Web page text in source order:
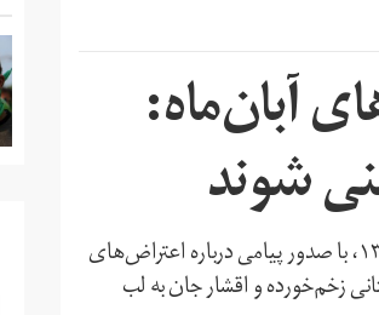
آبان‌ماه:
شوند
میرحسین موسوی، یکی از رهبران معترضان به نتایج انتخابات ریاست‌‌جمهوری سال ۱۳۸۸، با صدور پیامی درباره اعتراض‌های
زخم‌خورده و اقشار جان به لب